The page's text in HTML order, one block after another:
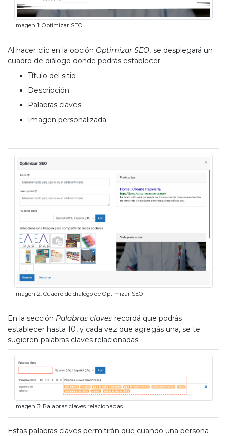
Imagen 1: Optimizar SEO
Al hacer clic en la opción Optimizar SEO, se desplegará un
cuadro de diálogo donde podrás establecer:
Título del sitio
Descripción
Palabras claves
Imagen personalizada
Imagen 2: Cuadro de diálogo de Optimizar SEO
En la sección Palabras claves recordá que podrás
establecer hasta 10, y cada vez que agregás una, se te
sugieren palabras claves relacionadas:
Imagen 3: Palabras claves relacionadas
Estas palabras claves permitirán que cuando una persona